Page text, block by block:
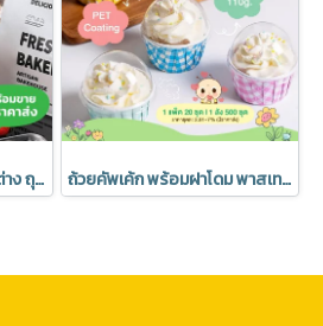
ถุงขนมปัง ถุงขนมเจาะหน้าต่าง ถุงเบเกอรี่ ซองขนม เจาะหน้าต่าง พร้อมลวดรัดที่ปากถุง ลาย Bakery มีราคาส่ง (1แพ็ค : 20 ชิ้น) ถ้วยคัพเค้ก พร้อมฝาโดม พาสเทล อบได้ มีราคาส่ง (1 แพค 20 ชุด)